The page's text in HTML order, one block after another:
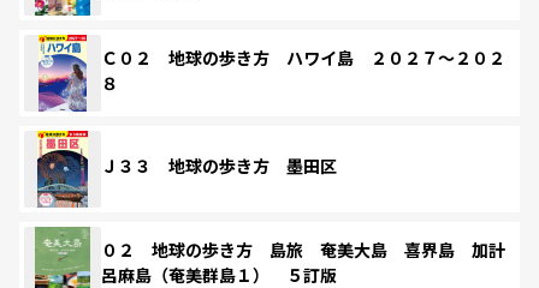
Ｃ０２ 地球の歩き方 ハワイ島 ２０２７～２０２
８
Ｊ３３ 地球の歩き方 墨田区
０２ 地球の歩き方 島旅 奄美大島 喜界島 加計
呂麻島（奄美群島１） ５訂版